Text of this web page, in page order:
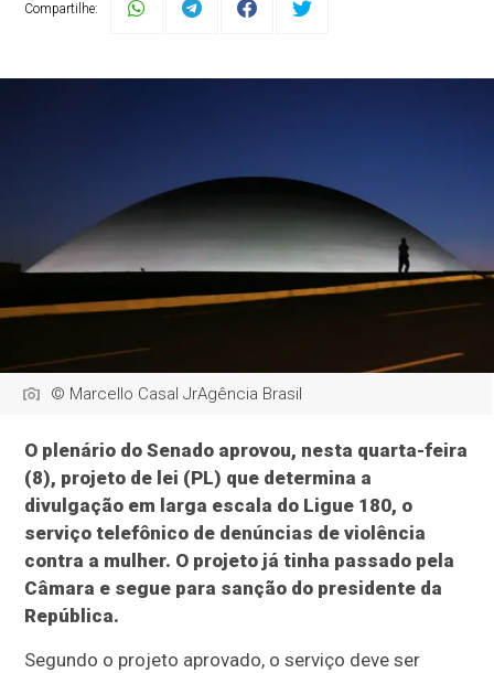
Compartilhe:
© Marcello Casal JrAgência Brasil
O plenário do Senado aprovou, nesta quarta-feira
(8), projeto de lei (PL) que determina a
divulgação em larga escala do Ligue 180, o
serviço telefônico de denúncias de violência
contra a mulher. O projeto já tinha passado pela
Câmara e segue para sanção do presidente da
República.
Segundo o projeto aprovado, o serviço deve ser